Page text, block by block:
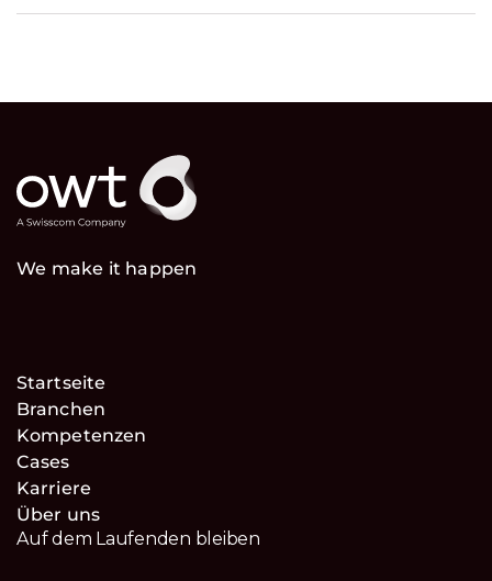
We make it happen
Startseite
Branchen
Kompetenzen
Cases
Karriere
Über uns
Auf dem Laufenden bleiben